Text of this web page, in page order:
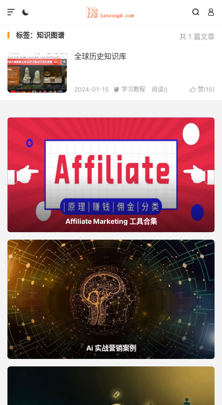
  

共 1 篇文章
标签：知识图谱
全球历史知识库
 赞(10)
2024-01-15  学习教程 阅读()
Affiliate Marketing 工具合集
Ai 实战营销案例